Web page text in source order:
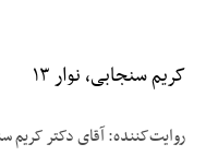
کریم سنجابی، نوار ۱۳
روایت‌‌کننده: آقای دکتر کریم